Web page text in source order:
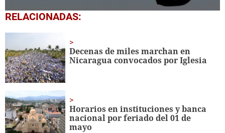
0
seconds
seconds
RELACIONADAS:
Decenas de miles marchan en
Nicaragua convocados por Iglesia
Horarios en instituciones y banca
nacional por feriado del 01 de
mayo